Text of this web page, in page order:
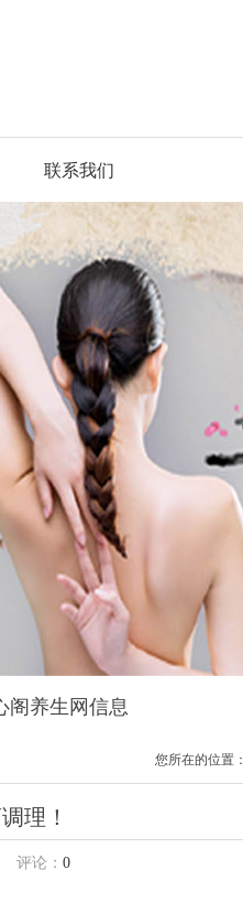
联系我们
阁养生网信息
您所在的位置：
理！
评论： 0